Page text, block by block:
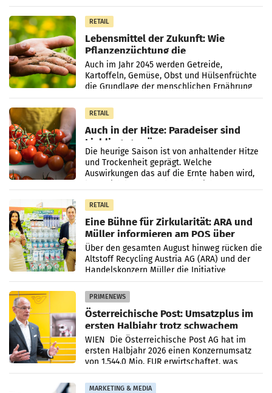
RETAIL
Lebensmittel der Zukunft: Wie
Pflanzenzüchtung die
Ernährungssicherheit sichert
Auch im Jahr 2045 werden Getreide,
Kartoffeln, Gemüse, Obst und Hülsenfrüchte
die Grundlage der menschlichen Ernährung
bilden. Allerdings verändern sich die
Eigenschaften der Pflanzen
RETAIL
Auch in der Hitze: Paradeiser sind
Lieblingsgemüse
Die heurige Saison ist von anhaltender Hitze
und Trockenheit geprägt. Welche
Auswirkungen das auf die Ernte haben wird,
RETAIL
Eine Bühne für Zirkularität: ARA und
Müller informieren am POS über
Kreislauffähigkeit
Über den gesamten August hinweg rücken die
Altstoff Recycling Austria AG (ARA) und der
Handelskonzern Müller die Initiative
„Kreislauf-Helden“ in allen österreichischen
Müller-Filialen
PRIMENEWS
Österreichische Post: Umsatzplus im
ersten Halbjahr trotz schwachem
Briefgeschäft
WIEN Die Österreichische Post AG hat im
ersten Halbjahr 2026 einen Konzernumsatz
von 1.544,0 Mio. EUR erwirtschaftet, was
einem Plus von 3,8 Prozent gegenüber dem
Vergleichszeitraum
MARKETING & MEDIA